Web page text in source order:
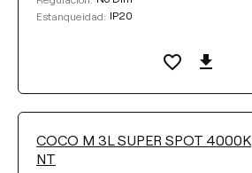
Estanqueidad: IP20
COCO M 3L SUPER SPOT 4000K
NT